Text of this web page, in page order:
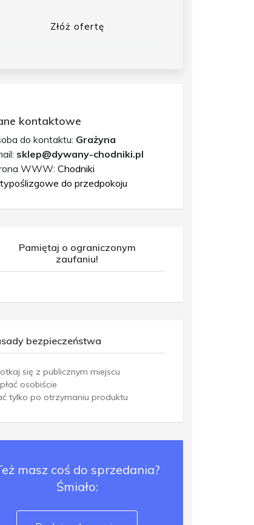
Złóż ofertę
kontaktowe
do kontaktu: Grażyna
sklep@dywany-chodniki.pl
WWW: Chodniki
do przedpokoju
Pamiętaj o ograniczonym
zaufaniu!
bezpieczeństwa
się z publicznym miejscu
osobiście
tylko po otrzymaniu produktu
masz coś do sprzedania?
Śmiało: